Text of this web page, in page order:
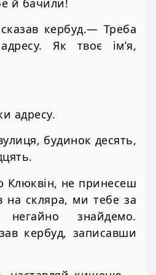
й бачили!
кербуд.— Треба
Як твоє ім’я,
адресу.
будинок десять,
Клюквін, не принесеш
на скляра, ми тебе за
знайдемо.
кербуд, записавши